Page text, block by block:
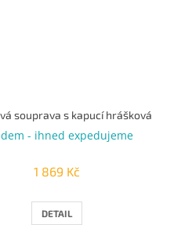
souprava s kapucí hrášková
- ihned expedujeme
1 869 Kč
DETAIL